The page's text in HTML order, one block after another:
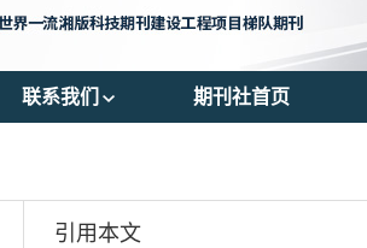
联系我们
联系方式
期刊社首页
引用本文